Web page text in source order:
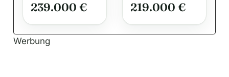
wenige
Schritte zur
Ostsee
239.000 €
mit Terrasse
und guter
Rendite
219.000 €
Werbung